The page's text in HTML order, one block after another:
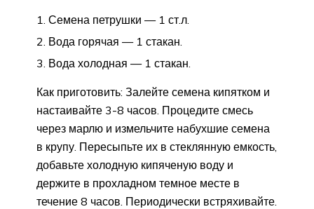
Семена петрушки — 1 ст.л.
Вода горячая — 1 стакан.
Вода холодная — 1 стакан.
Как приготовить: Залейте семена кипятком и
настаивайте 3-8 часов. Процедите смесь
через марлю и измельчите набухшие семена
в крупу. Пересыпьте их в стеклянную емкость,
добавьте холодную кипяченую воду и
держите в прохладном темное месте в
течение 8 часов. Периодически встряхивайте.